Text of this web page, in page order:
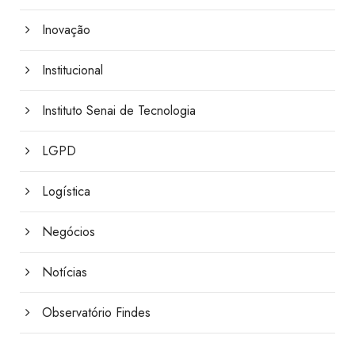
Inovação
Institucional
Instituto Senai de Tecnologia
LGPD
Logística
Negócios
Notícias
Observatório Findes